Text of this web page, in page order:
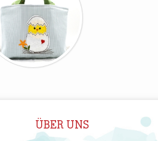
ÜBER UNS